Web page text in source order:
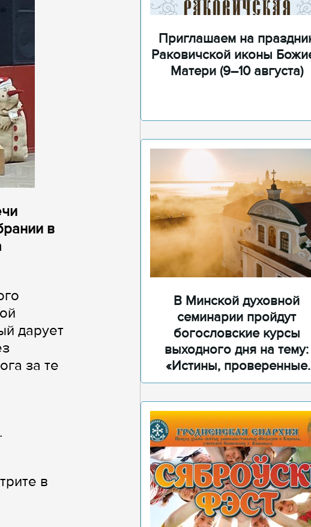
в
дарует
за те
в
Приглашаем на
Раковичской иконы
Матери (9–10 августа)
В Минской духовной
семинарии пройдут
богословские курсы
выходного дня на тему:
«Истины, проверенные
временем»